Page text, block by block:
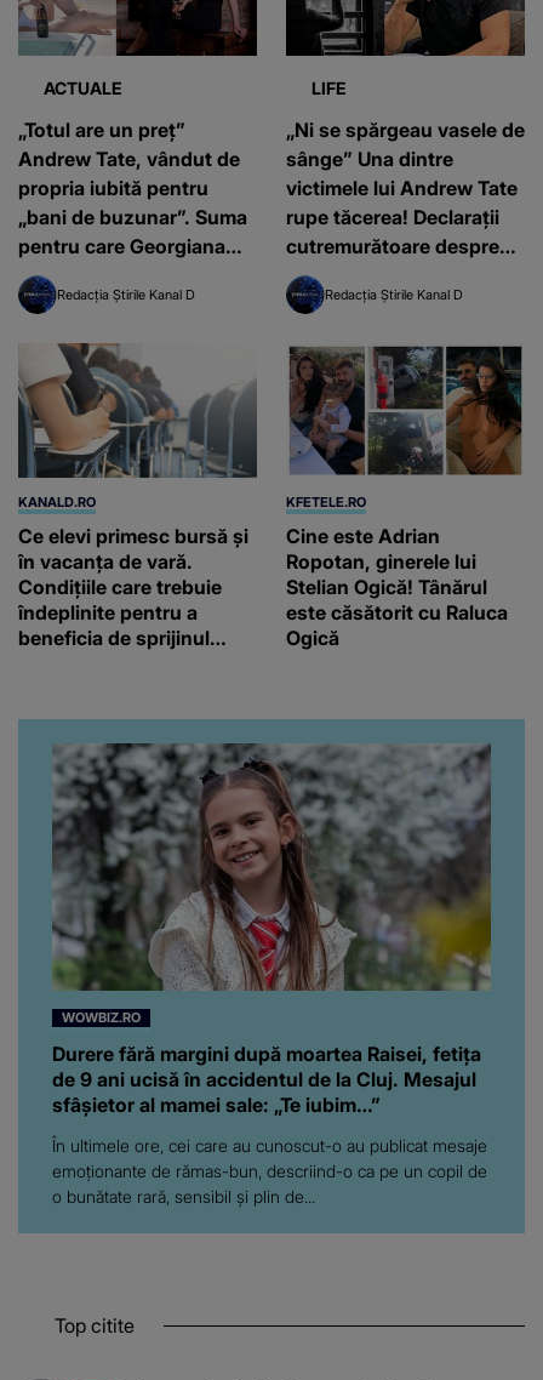
ACTUALE
„Totul are un preț”
Andrew Tate, vândut de
propria iubită pentru
„bani de buzunar”. Suma
pentru care Georgiana
Naghel îi turna pe frații
TateRedacția Știrile Kanal D
LIFE
„Ni se spărgeau vasele de
sânge” Una dintre
victimele lui Andrew Tate
rupe tăcerea! Declarații
cutremurătoare despre
ceea ce făceau cei doi, în
realitateRedacția Știrile Kanal D
KANALD.RO
Ce elevi primesc bursă și
în vacanța de vară.
Condițiile care trebuie
îndeplinite pentru a
beneficia de sprijinul
KFETELE.RO
Cine este Adrian
Ropotan, ginerele lui
Stelian Ogică! Tânărul
este căsătorit cu Raluca
Ogică
WOWBIZ.RO
Durere fără margini după moartea Raisei, fetița
de 9 ani ucisă în accidentul de la Cluj. Mesajul
sfâșietor al mamei sale: „Te iubim…”
În ultimele ore, cei care au cunoscut-o au publicat mesaje
emoționante de rămas-bun, descriind-o ca pe un copil de
o bunătate rară, sensibil și plin de...
Top citite